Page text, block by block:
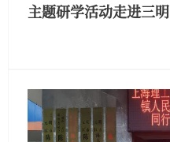
主题研学活动走进三明